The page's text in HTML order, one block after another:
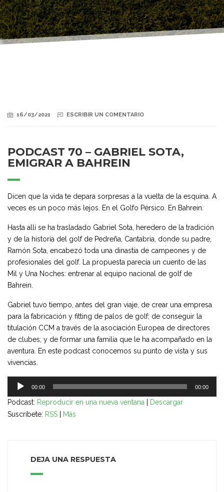
16/03/2021 ESCRIBIR UN COMENTARIO
PODCAST 70 – GABRIEL SOTA,
EMIGRAR A BAHREIN
Dicen que la vida te depara sorpresas a la vuelta de la esquina. A
veces es un poco más lejos. En el Golfo Pérsico. En Bahrein.
Hasta allí se ha trasladado Gabriel Sota, heredero de la tradición
y de la historia del golf de Pedreña, Cantabria, donde su padre,
Ramón Sota, encabezó toda una dinastía de campeones y de
profesionales del golf. La propuesta parecía un cuento de las
Mil y Una Noches: entrenar al equipo nacional de golf de
Bahrein.
Gabriel tuvo tiempo, antes del gran viaje, de crear una empresa
para la fabricación y fitting de palos de golf; de conseguir la
titulación CCM a través de la asociación Europea de directores
de clubes; y de formar una familia que le ha acompañado en la
aventura. En este podcast conocemos su punto de vista y sus
vivencias.
Reproductor
audio
00:00 00:00
Podcast: Reproducir en una nueva ventana
Descargar
Suscríbete: RSS Más
DEJA UNA RESPUESTA